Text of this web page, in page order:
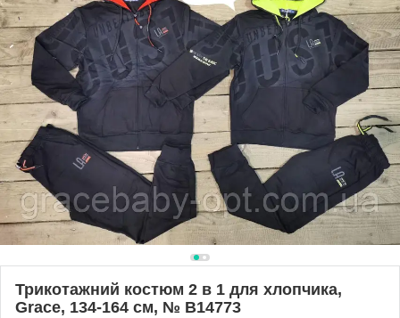
Трикотажний костюм 2 в 1 для хлопчика,
Grace, 134-164 см, № B14773